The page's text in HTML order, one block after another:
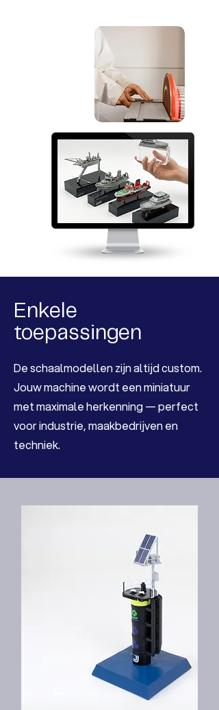
Enkele
toepassingen
De schaalmodellen zijn altijd custom.
Jouw machine wordt een miniatuur
met maximale herkenning — perfect
voor industrie, maakbedrijven en
techniek.